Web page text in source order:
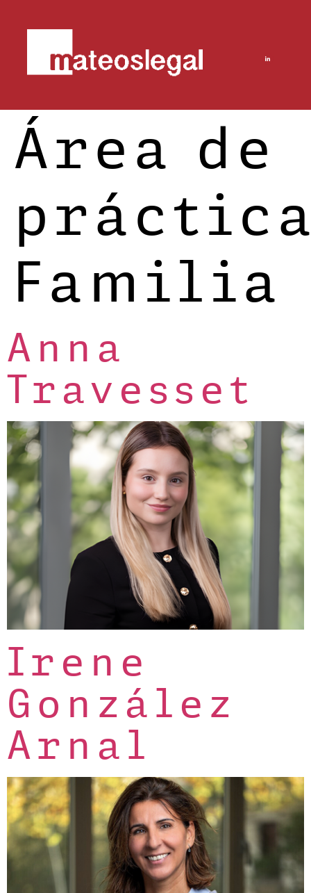
Área de
Familia
Anna
Travesset
Irene
González
Arnal